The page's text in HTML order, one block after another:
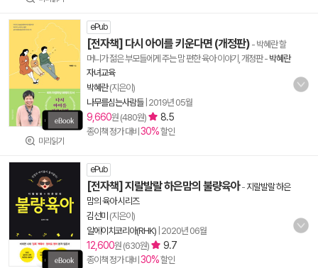
미리읽기
ePub
[전자책] 다시 아이를 키운다면 (개정판) - 박혜란 할
머니가 젊은 부모들에게 주는 맘 편한 육아 이야기, 개정판- 박혜란
자녀교육
박혜란(지은이)
나무를심는사람들| 2019년 05월
9,660원 (480원) 8.5
종이책 정가 대비 30%할인
ePub
[전자책] 지랄발랄 하은맘의 불량육아- 지랄발랄 하은
맘의 육아 시리즈
김선미 (지은이)
알에이치코리아(RHK) 2020년 06월
12,600원 (630원) 9.7
종이책 정가 대비 30%할인